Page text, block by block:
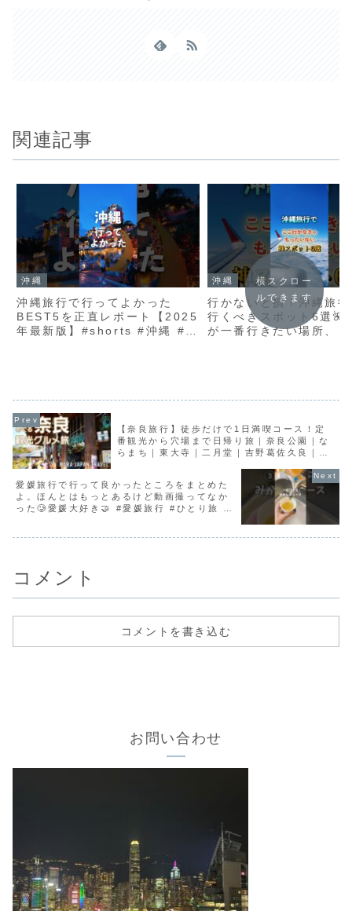
関連記事
沖縄
沖縄旅行で行ってよかった
BEST5を正直レポート【2025
年最新版】#shorts #沖縄 #沖
沖縄
行かないと損！沖縄旅
行くべきスポット6選🌺
が一番行きたい場所、
横スクロー
ルできます
【奈良旅行】徒歩だけで1日満喫コース！定
番観光から穴場まで日帰り旅｜奈良公園｜な
らまち｜東大寺｜二月堂｜吉野葛佐久良｜
愛媛旅行で行って良かったところをまとめた
よ。ほんとはもっとあるけど動画撮ってなか
った🥲愛媛大好き🤝 #愛媛旅行 #ひとり旅 #
コメント
コメントを書き込む
お問い合わせ